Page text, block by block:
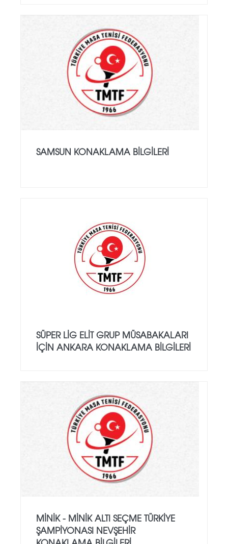
SAMSUN KONAKLAMA BILGILERI
SÜPER LİG ELİT GRUP MÜSABAKALARI
İÇİN ANKARA KONAKLAMA BİLGİLERİ
MINIK - MINIK ALTI SEÇME TÜRKIYE
ŞAMPIYONASI NEVŞEHIR